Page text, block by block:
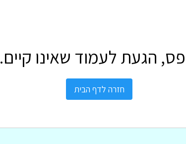
הגעת לעמוד שאינו קיים.
חזרה לדף הבית